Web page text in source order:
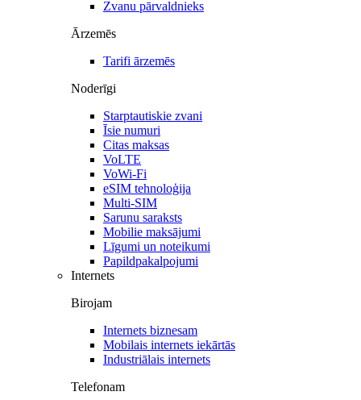
Zvanu pārvaldnieks
Ārzemēs
Tarifi ārzemēs
Noderīgi
Starptautiskie zvani
Īsie numuri
Citas maksas
VoLTE
VoWi-Fi
eSIM tehnoloģija
Multi-SIM
Sarunu saraksts
Mobilie maksājumi
Līgumi un noteikumi
Papildpakalpojumi
Internets
Birojam
Internets biznesam
Mobilais internets iekārtās
Industriālais internets
Telefonam